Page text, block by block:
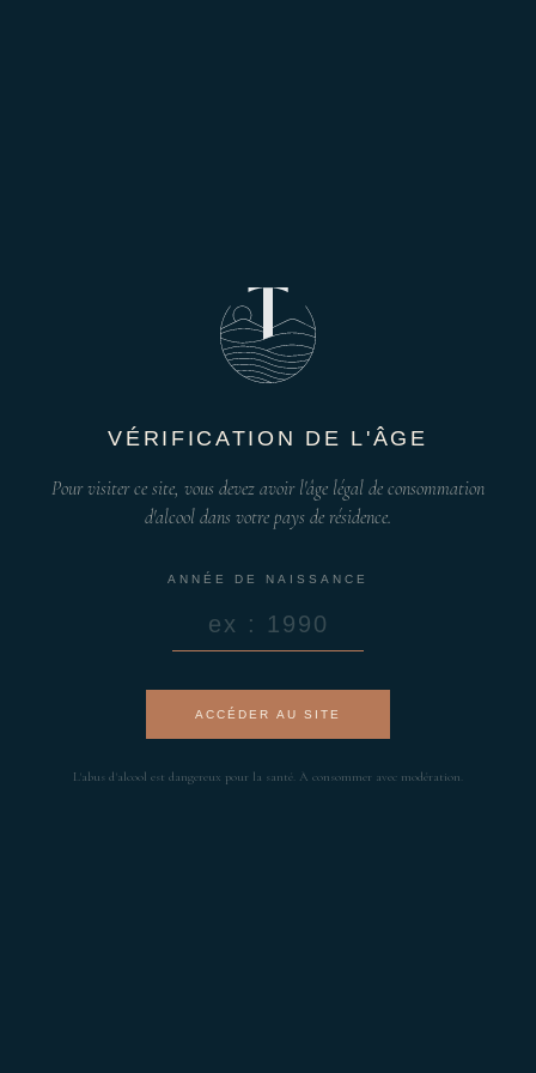
VÉRIFICATION DE L'ÂGE
Pour visiter ce site, vous devez avoir l'âge légal de consommation
d'alcool dans votre pays de résidence.
ANNÉE DE NAISSANCE
ACCÉDER AU SITE
L'abus d'alcool est dangereux pour la santé. À consommer avec modération.